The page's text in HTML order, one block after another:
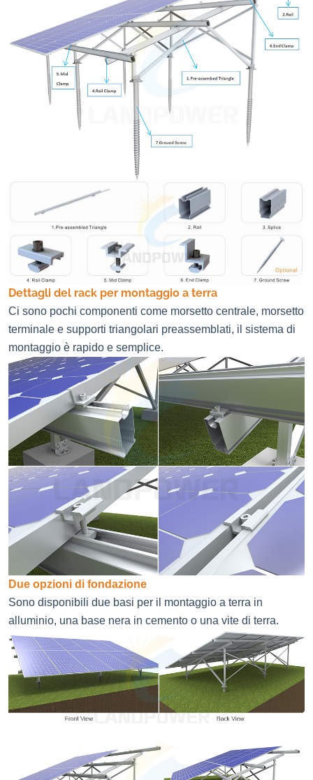
Dettagli del rack per montaggio a terra
Ci sono pochi componenti come morsetto centrale, morsetto
terminale e supporti triangolari preassemblati, il sistema di
montaggio è rapido e semplice.
Due opzioni di fondazione
Sono disponibili due basi per il montaggio a terra in
alluminio, una base nera in cemento o una vite di terra.